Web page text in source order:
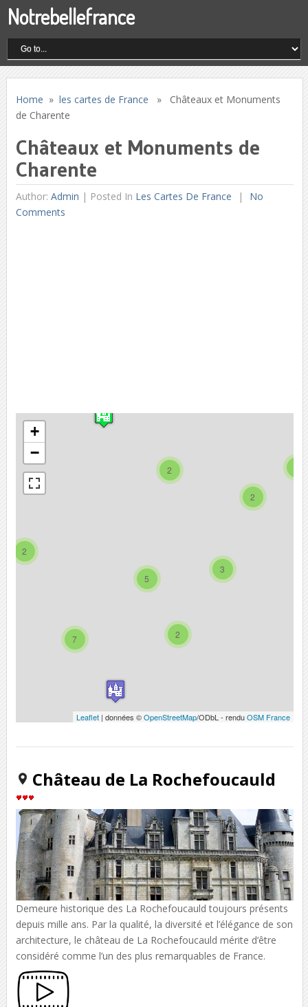
Notrebellefrance
Home » les cartes de France » Châteaux et Monuments
de Charente
Châteaux et Monuments de
Charente
Author: Admin | Posted In Les Cartes De France
No
Comments
2
7 2
2
2
3
5
+
−
Leaflet | données ©OpenStreetMap/ODbL - renduOSM France
Château de La Rochefoucauld
Demeure historique des La Rochefoucauld toujours présents
depuis mille ans. Par la qualité, la diversité et l’élégance de son
architecture, le château de La Rochefoucauld mérite d’être
considéré comme l’un des plus remarquables de France.